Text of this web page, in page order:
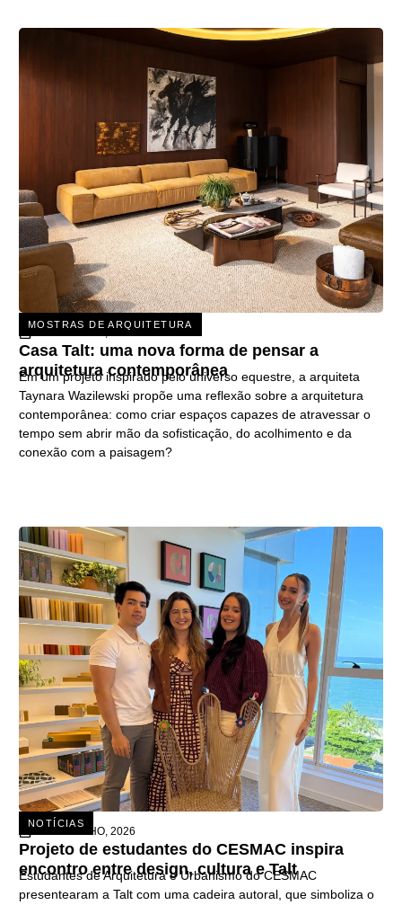
MOSTRAS DE ARQUITETURA
31 DE JULHO, 2026
Casa Talt: uma nova forma de pensar a
arquitetura contemporânea
Em um projeto inspirado pelo universo equestre, a arquiteta
Taynara Wazilewski propõe uma reflexão sobre a arquitetura
contemporânea: como criar espaços capazes de atravessar o
tempo sem abrir mão da sofisticação, do acolhimento e da
conexão com a paisagem?
NOTÍCIAS
15 DE JULHO, 2026
Projeto de estudantes do CESMAC inspira
encontro entre design, cultura e Talt
Estudantes de Arquitetura e Urbanismo do CESMAC
presentearam a Talt com uma cadeira autoral, que simboliza o